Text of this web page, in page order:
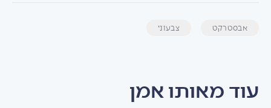
אבסטרקט צבעוני
עוד מאותו אמן